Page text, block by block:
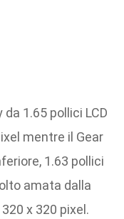
1.65 pollici LCD
mentre il Gear
1.63 pollici
amata dalla
x 320 pixel.